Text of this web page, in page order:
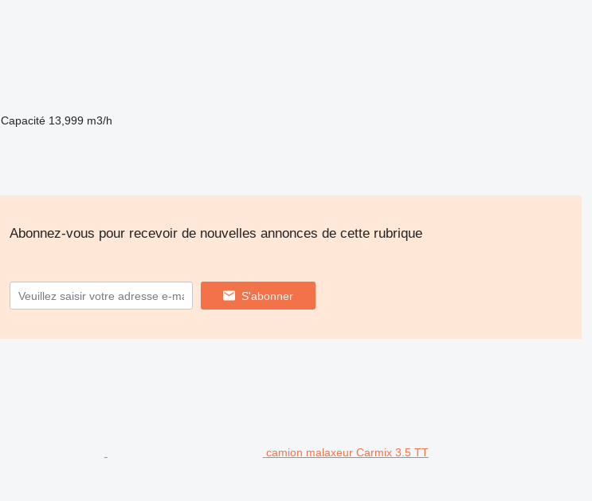
Capacité 13,999 m3/h
Abonnez-vous pour recevoir de nouvelles annonces de cette rubrique
S'abonner
camion malaxeur Carmix 3.5 TT